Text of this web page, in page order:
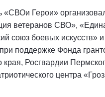
«СВОи Герои»
ветеранов СВО»,
союз боевых искусств»
поддержке Фонда
края, Росгвардии
центра